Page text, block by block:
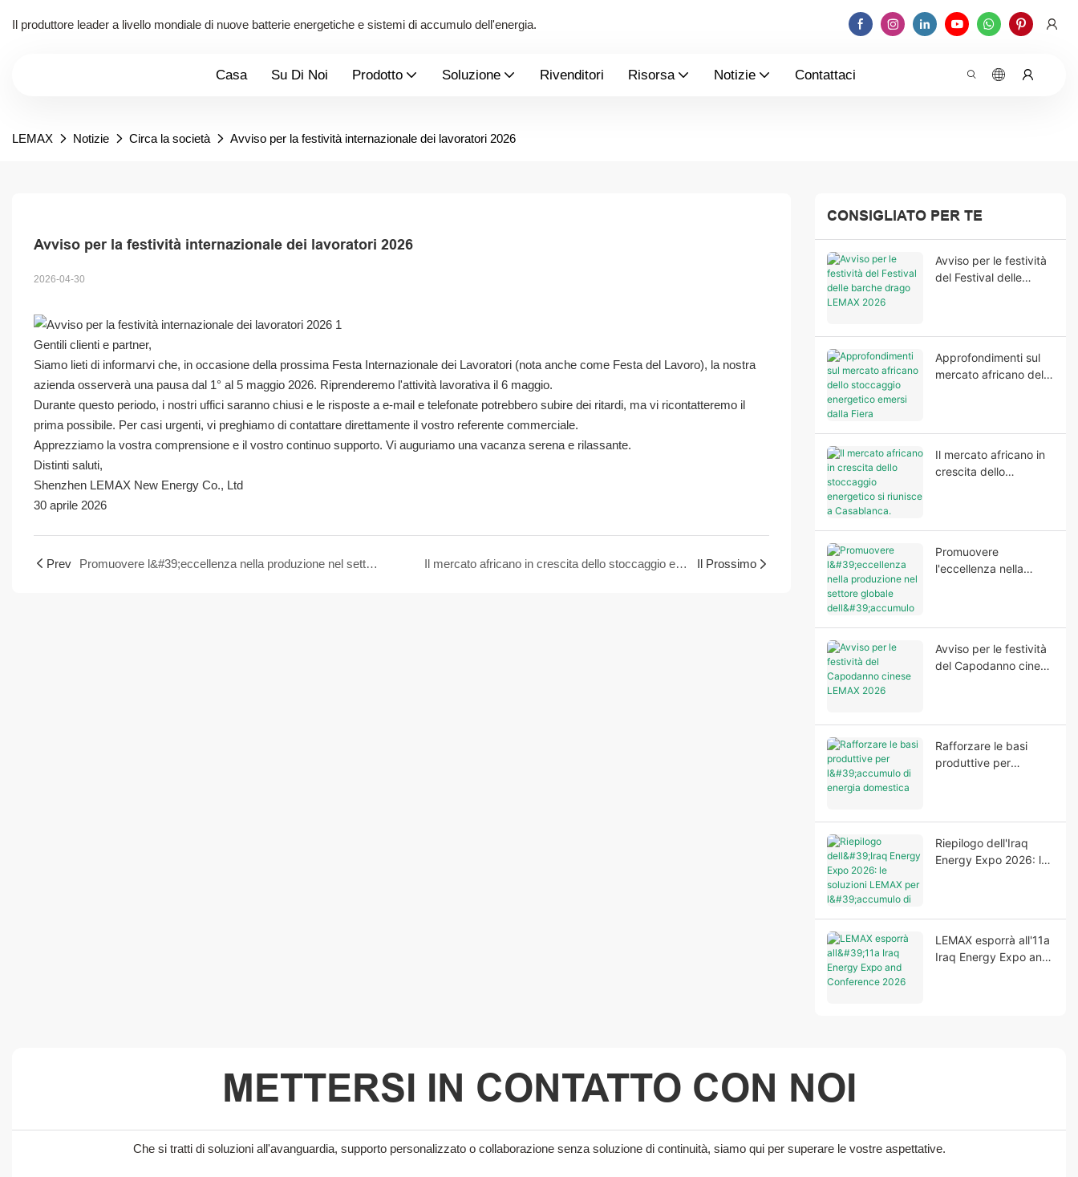
Il produttore leader a livello mondiale di nuove batterie energetiche e sistemi di accumulo dell'energia.
Casa Su Di Noi Prodotto Soluzione Rivenditori Risorsa Notizie Contattaci
LEMAX Notizie Circa la società Avviso per la festività internazionale dei lavoratori 2026
Avviso per la festività internazionale dei lavoratori 2026
2026-04-30
Gentili clienti e partner,
Siamo lieti di informarvi che, in occasione della prossima Festa Internazionale dei Lavoratori (nota anche come Festa del Lavoro), la nostra
azienda osserverà una pausa dal 1° al 5 maggio 2026. Riprenderemo l'attività lavorativa il 6 maggio.
Durante questo periodo, i nostri uffici saranno chiusi e le risposte a e-mail e telefonate potrebbero subire dei ritardi, ma vi ricontatteremo il
prima possibile. Per casi urgenti, vi preghiamo di contattare direttamente il vostro referente commerciale.
Apprezziamo la vostra comprensione e il vostro continuo supporto. Vi auguriamo una vacanza serena e rilassante.
Distinti saluti,
Shenzhen LEMAX New Energy Co., Ltd
30 aprile 2026
Prev Promuovere l&#39;eccellenza nella produzione nel settore globale dell&#39;accumulo di energia domestica Il mercato africano in crescita dello stoccaggio energetico si riunisce a Casablanca. Il Prossimo
CONSIGLIATO PER TE
Avviso per le festività
del Festival delle
Approfondimenti sul
mercato africano dello
Africa in Marocco
2026
Il mercato africano in
crescita dello
Promuovere
l'eccellenza nella
Avviso per le festività
del Capodanno cinese
Rafforzare le basi
produttive per
Riepilogo dell'Iraq
Energy Expo 2026: le
LEMAX esporrà all'11a
Iraq Energy Expo and
METTERSI IN CONTATTO CON NOI
Che si tratti di soluzioni all'avanguardia, supporto personalizzato o collaborazione senza soluzione di continuità, siamo qui per superare le vostre aspettative.